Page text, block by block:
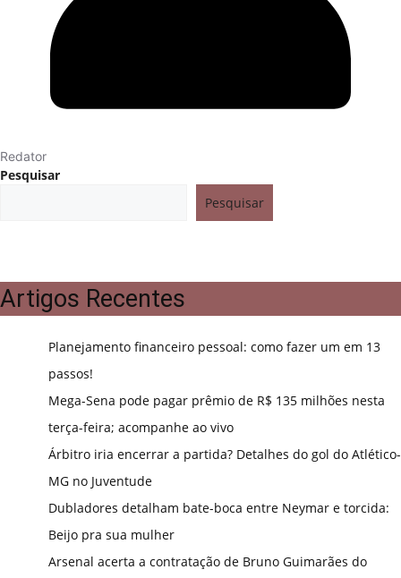
Redator
Pesquisar
Pesquisar
Artigos Recentes
Planejamento financeiro pessoal: como fazer um em 13
passos!
Mega-Sena pode pagar prêmio de R$ 135 milhões nesta
terça-feira; acompanhe ao vivo
Árbitro iria encerrar a partida? Detalhes do gol do Atlético-
MG no Juventude
Dubladores detalham bate-boca entre Neymar e torcida:
Beijo pra sua mulher
Arsenal acerta a contratação de Bruno Guimarães do